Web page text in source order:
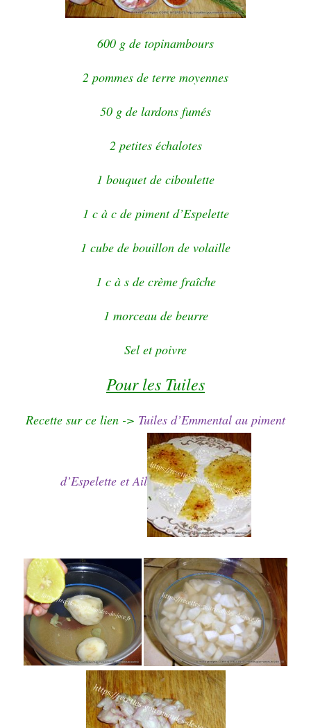
600 g de topinambours
2 pommes de terre moyennes
50 g de lardons fumés
2 petites échalotes
1 bouquet de ciboulette
1 c à c de piment d’Espelette
1 cube de bouillon de volaille
1 c à s de crème fraîche
1 morceau de beurre
Sel et poivre
Pour les Tuiles
Recette sur ce lien -> Tuiles d’Emmental au piment
d’Espelette et Ail